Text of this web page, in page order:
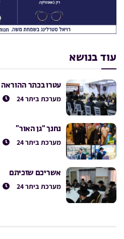
עוד בנושא
עטרו בכתר ההוראה
מערכת ביתר 24
נחנך “גן האור”
מערכת ביתר 24
אשריכם שזכיתם
מערכת ביתר 24